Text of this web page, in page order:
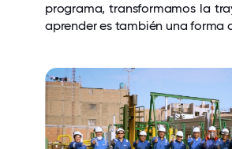
programa, transformamos la
aprender es también una forma